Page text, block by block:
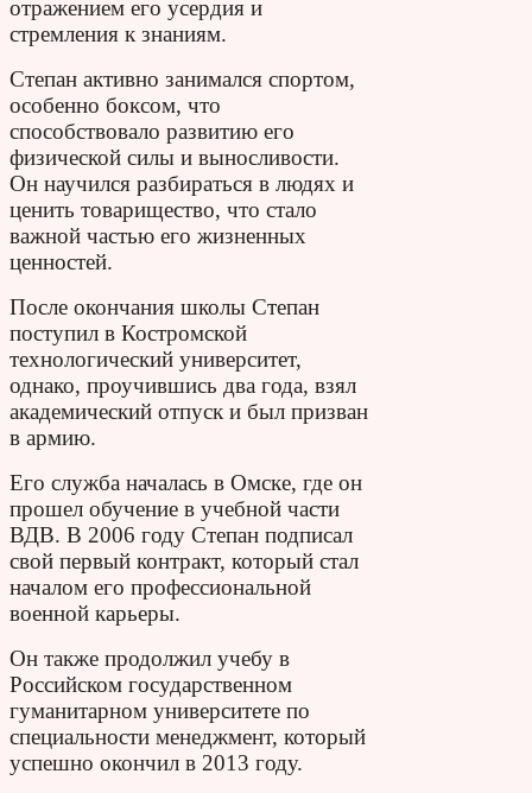
отражением его усердия и
стремления к знаниям.
Степан активно занимался спортом,
особенно боксом, что
способствовало развитию его
физической силы и выносливости.
Он научился разбираться в людях и
ценить товарищество, что стало
важной частью его жизненных
ценностей.
После окончания школы Степан
поступил в Костромской
технологический университет,
однако, проучившись два года, взял
академический отпуск и был призван
в армию.
Его служба началась в Омске, где он
прошел обучение в учебной части
ВДВ. В 2006 году Степан подписал
свой первый контракт, который стал
началом его профессиональной
военной карьеры.
Он также продолжил учебу в
Российском государственном
гуманитарном университете по
специальности менеджмент, который
успешно окончил в 2013 году.